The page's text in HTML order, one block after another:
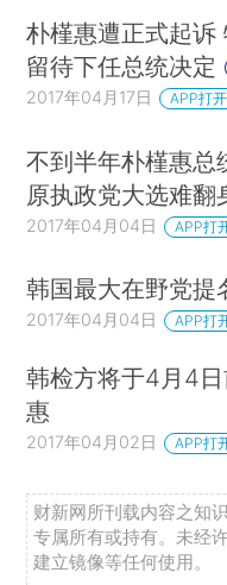
朴槿惠遭正式起诉
留待下任总统决定
2017年04月17日 APP打开
不到半年朴槿惠总
原执政党大选难翻
2017年04月04日 APP打
韩国最大在野党提
2017年04月04日 APP打
韩检方将于4月4
惠
2017年04月02日 APP打
财新网所刊载内容之知
专属所有或持有。未经
建立镜像等任何使用。